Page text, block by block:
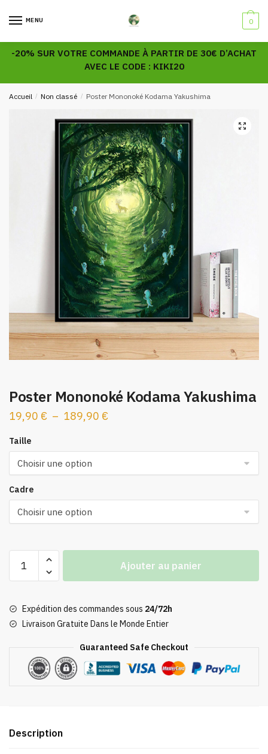
MENU 0
-20% SUR VOTRE COMMANDE À PARTIR DE 30€ D’ACHAT
AVEC LE CODE : KIKI20
Accueil / Non classé / Poster Mononoké Kodama Yakushima
🔍
Poster Mononoké Kodama Yakushima
19,90 € – 189,90 €Plage
Taille
Cadre
Kodama
Yakushima
Ajouter au panier
Expédition des commandes sous 24/72h
Livraison Gratuite Dans le Monde Entier
Guaranteed Safe Checkout
Description